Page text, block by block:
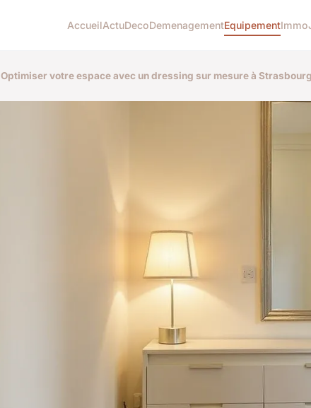
AccueilActuDecoDemenagementEquipementImmo
Optimiser votre espace avec un dressing sur mesure à Strasbourg